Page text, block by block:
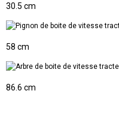
30.5 cm
58 cm
86.6 cm